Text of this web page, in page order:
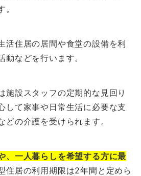
活住居の居間や食堂の設備を利
動などを行います。
施設スタッフの定期的な見回り
して家事や日常生活に必要な支
どの介護を受けられます。
、一人暮らしを希望する方に最
住居の利用期限は2年間と定めら